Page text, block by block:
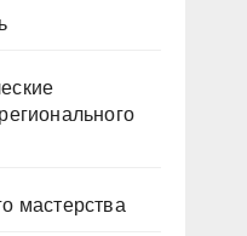
мастерства